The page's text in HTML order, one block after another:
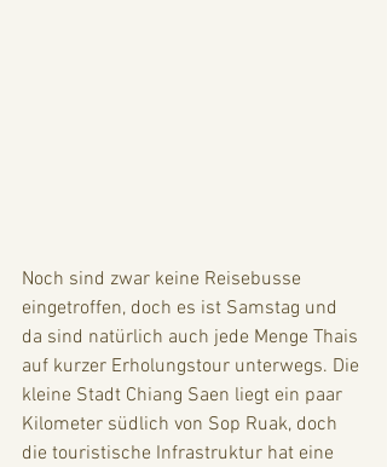
Noch sind zwar keine Reisebusse
eingetroffen, doch es ist Samstag und
da sind natürlich auch jede Menge Thais
auf kurzer Erholungstour unterwegs. Die
kleine Stadt Chiang Saen liegt ein paar
Kilometer südlich von Sop Ruak, doch
die touristische Infrastruktur hat eine